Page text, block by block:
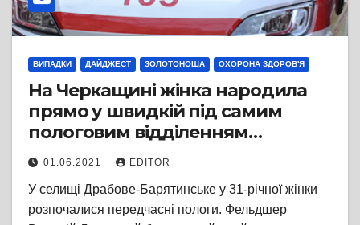
ВИПАДКИ ДАЙДЖЕСТ ЗОЛОТОНОША ОХОРОНА ЗДОРОВ'Я
На Черкащині жінка народила
прямо у швидкій під самим
пологовим відділенням
Золотоніської багатопрофільної
лікарні
01.06.2021 EDITOR
У селищі Драбове-Барятинське у 31-річної жінки
розпочалися передчасні пологи. Фельдшер